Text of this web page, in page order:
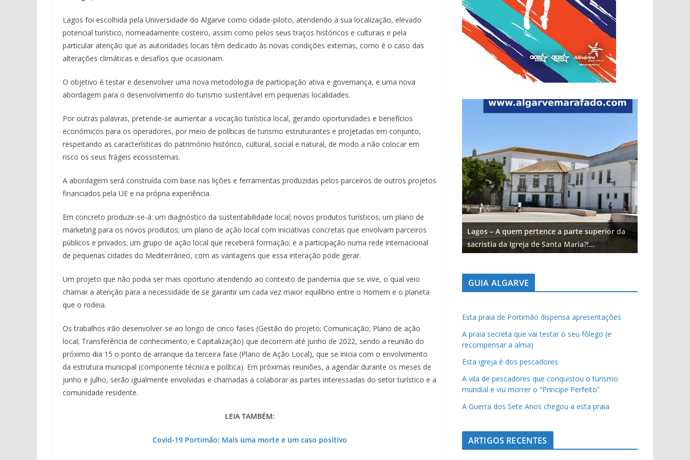
Lagos foi escolhida pela Universidade do Algarve como cidade-piloto, atendendo à sua localização, elevado
potencial turístico, nomeadamente costeiro, assim como pelos seus traços históricos e culturais e pela
particular atenção que as autoridades locais têm dedicado às novas condições externas, como é o caso das
alterações climáticas e desafios que ocasionam.
O objetivo é testar e desenvolver uma nova metodologia de participação ativa e governança, e uma nova
abordagem para o desenvolvimento do turismo sustentável em pequenas localidades.
Por outras palavras, pretende-se aumentar a vocação turística local, gerando oportunidades e benefícios
económicos para os operadores, por meio de políticas de turismo estruturantes e projetadas em conjunto,
respeitando as características do património histórico, cultural, social e natural, de modo a não colocar em
risco os seus frágeis ecossistemas.
A abordagem será construída com base nas lições e ferramentas produzidas pelos parceiros de outros projetos
financiados pela UE e na própria experiência.
Em concreto produzir-se-á: um diagnóstico da sustentabilidade local; novos produtos turísticos; um plano de
marketing para os novos produtos; um plano de ação local com iniciativas concretas que envolvam parceiros
públicos e privados; um grupo de ação local que receberá formação; e a participação numa rede internacional
de pequenas cidades do Mediterrâneo, com as vantagens que essa interação pode gerar.
Um projeto que não podia ser mais oportuno atendendo ao contexto de pandemia que se vive, o qual veio
chamar a atenção para a necessidade de se garantir um cada vez maior equilíbrio entre o Homem e o planeta
que o rodeia.
Os trabalhos irão desenvolver-se ao longo de cinco fases (Gestão do projeto; Comunicação; Plano de ação
local; Transferência de conhecimento; e Capitalização) que decorrem até junho de 2022, sendo a reunião do
próximo dia 15 o ponto de arranque da terceira fase (Plano de Ação Local), que se inicia com o envolvimento
da estrutura municipal (componente técnica e política). Em próximas reuniões, a agendar durante os meses de
junho e julho, serão igualmente envolvidas e chamadas a colaborar as partes interessadas do setor turístico e a
comunidade residente.
LEIA TAMBÉM:
Covid-19 Portimão: Mais uma morte e um caso positivo
Lagos – A quem pertence a parte superior da
sacristia da Igreja de Santa Maria?!…
Lagos – A quem pertence a parte superior da
sacristia da Igreja de Santa Maria?!…
GUIA ALGARVE
Esta praia de Portimão dispensa apresentações
A praia secreta que vai testar o seu fôlego (e
recompensar a alma)
Esta igreja é dos pescadores
A vila de pescadores que conquistou o turismo
mundial e viu morrer o “Príncipe Perfeito”
A Guerra dos Sete Anos chegou a esta praia
ARTIGOS RECENTES